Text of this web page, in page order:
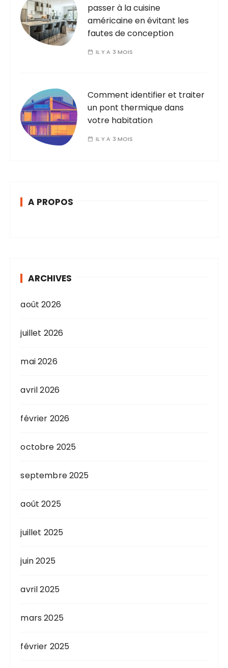
passer à la cuisine
américaine en évitant les
fautes de conception
IL Y A 3 MOIS
Comment identifier et traiter
un pont thermique dans
votre habitation
IL Y A 3 MOIS
A PROPOS
ARCHIVES
août 2026
juillet 2026
mai 2026
avril 2026
février 2026
octobre 2025
septembre 2025
août 2025
juillet 2025
juin 2025
avril 2025
mars 2025
février 2025